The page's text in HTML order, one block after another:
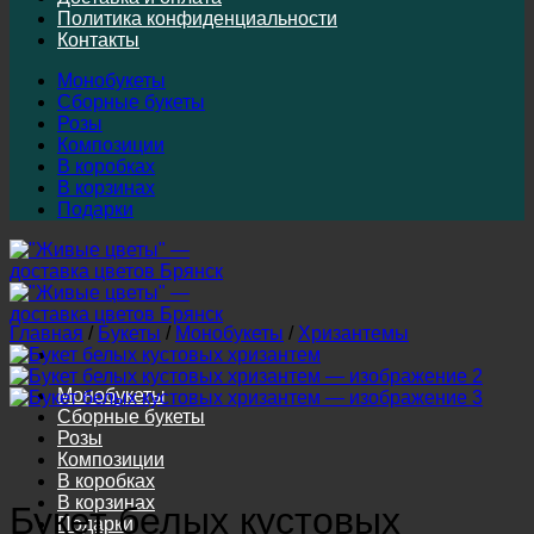
Политика конфиденциальности
Контакты
Монобукеты
Сборные букеты
Розы
Композиции
В коробках
В корзинах
Подарки
Монобукеты
Сборные букеты
Розы
Композиции
В коробках
В корзинах
Подарки
Главная / Букеты / Монобукеты / Хризантемы
Букет белых кустовых